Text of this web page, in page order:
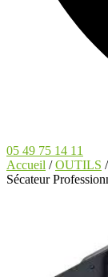
05 49 75 14 11
Accueil /OUTILS /
Sécateur